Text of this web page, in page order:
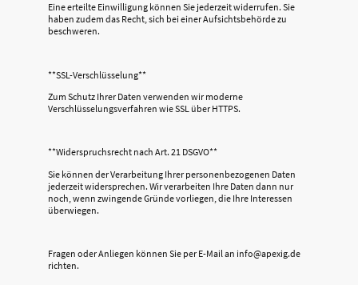
Eine erteilte Einwilligung können Sie jederzeit widerrufen. Sie
haben zudem das Recht, sich bei einer Aufsichtsbehörde zu
beschweren.
**SSL-Verschlüsselung**
Zum Schutz Ihrer Daten verwenden wir moderne
Verschlüsselungsverfahren wie SSL über HTTPS.
**Widerspruchsrecht nach Art. 21 DSGVO**
Sie können der Verarbeitung Ihrer personenbezogenen Daten
jederzeit widersprechen. Wir verarbeiten Ihre Daten dann nur
noch, wenn zwingende Gründe vorliegen, die Ihre Interessen
überwiegen.
Fragen oder Anliegen können Sie per E-Mail an info@apexig.de
richten.